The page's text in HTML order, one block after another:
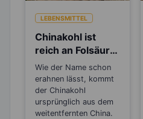
LEBENSMITTEL
Chinakohl ist
reich an Folsäure,
dem
Mangelvitamin
Nr. 1
Wie der Name schon
erahnen lässt, kommt
der Chinakohl
ursprünglich aus dem
weitentfernten China.